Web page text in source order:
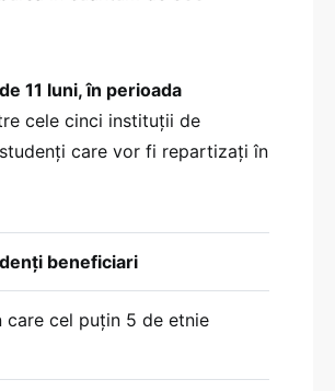
11 luni, în perioada
cele cinci instituții de
care vor fi repartizați în
beneficiari
care cel puțin 5 de etnie